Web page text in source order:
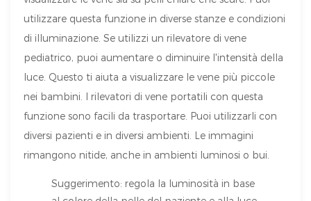
utilizzare questa funzione in diverse stanze e condizioni
di illuminazione. Se utilizzi un rilevatore di vene
pediatrico, puoi aumentare o diminuire l'intensità della
luce. Questo ti aiuta a visualizzare le vene più piccole
nei bambini. I rilevatori di vene portatili con questa
funzione sono facili da trasportare. Puoi utilizzarli con
diversi pazienti e in diversi ambienti. Le immagini
rimangono nitide, anche in ambienti luminosi o bui.
Suggerimento: regola la luminosità in base